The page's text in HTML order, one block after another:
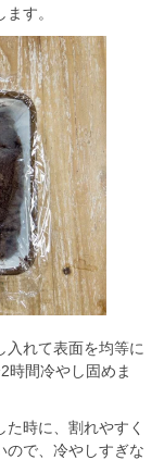
す。
れて表面を均等に
時間冷やし固めま
時に、割れやすく
ので、冷やしすぎな